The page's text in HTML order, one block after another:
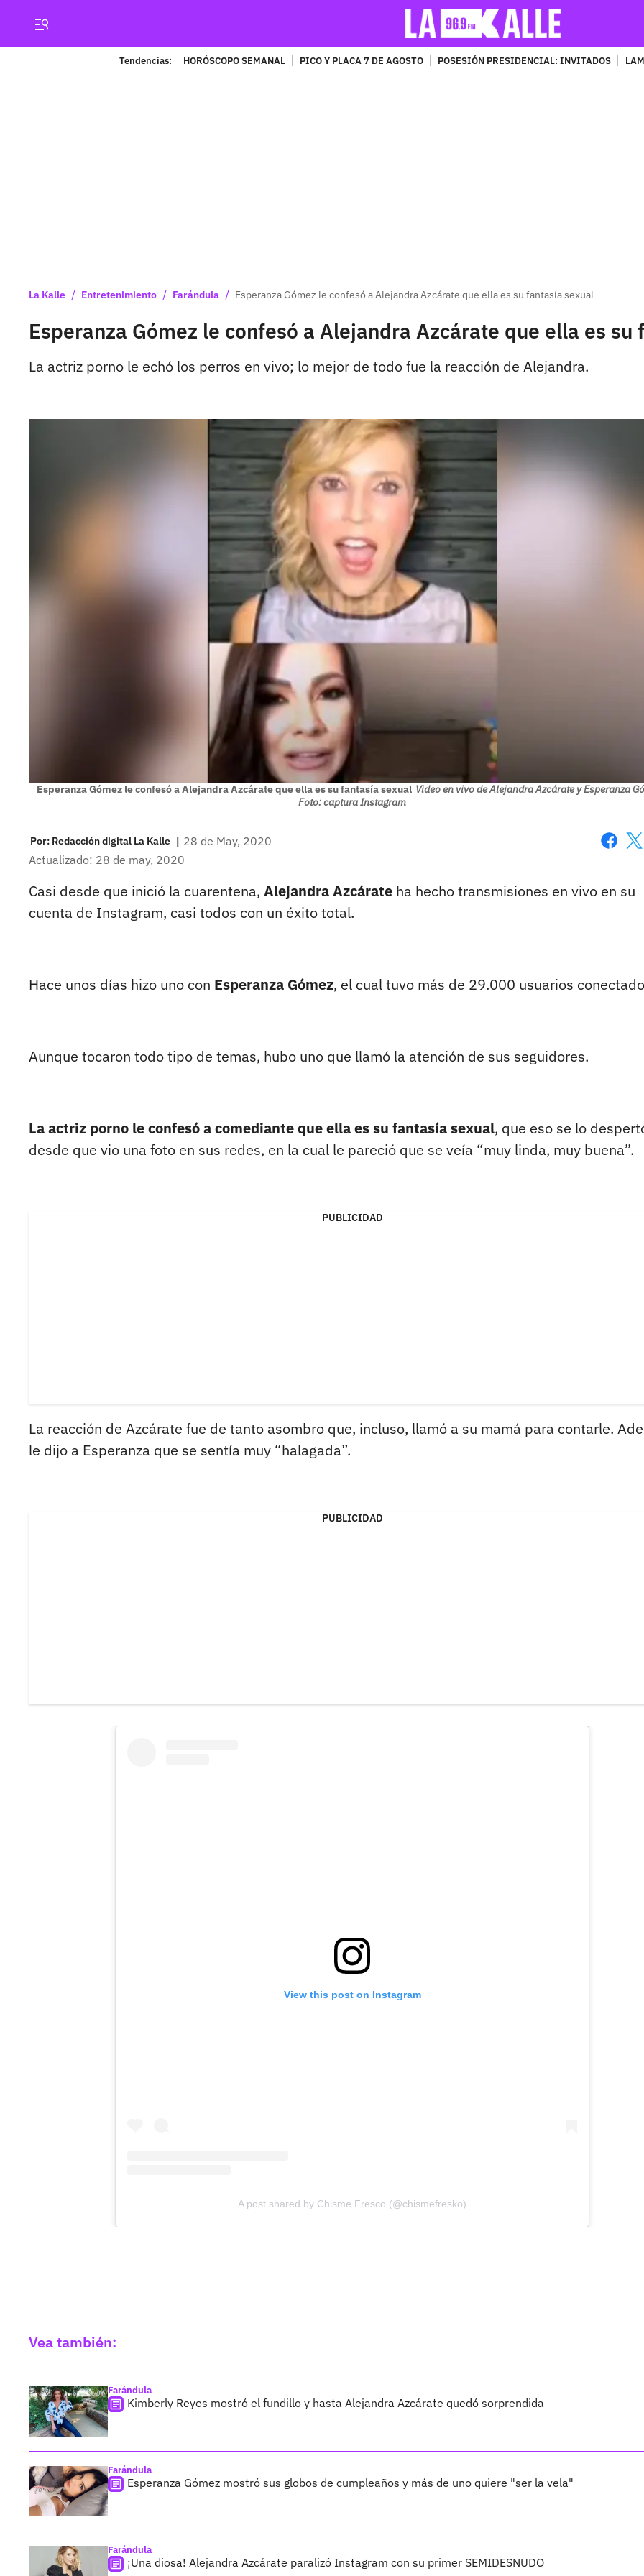
Tendencias: HORÓSCOPO SEMANAL PICO Y PLACA 7 DE AGOSTO POSESIÓN PRESIDENCIAL: INVITADOS
La Kalle / Entretenimiento / Farándula / Esperanza Gómez le confesó a Alejandra Azcárate que ella es su fantasía sexual
Esperanza Gómez le confesó a Alejandra Azcárate que ella es su
La actriz porno le echó los perros en vivo; lo mejor de todo fue la reacción de Alejandra.
Esperanza Gómez le confesó a Alejandra Azcárate que ella es su fantasía sexual Video en vivo de Alejandra Azcárate y Esperanza
Foto: captura Instagram
Por: Redacción digital La Kalle | 28 de May, 2020
Actualizado: 28 de may, 2020
Casi desde que inició la cuarentena, Alejandra Azcárate ha hecho transmisiones en vivo en su
cuenta de Instagram, casi todos con un éxito total.
Hace unos días hizo uno con Esperanza Gómez, el cual tuvo más de 29.000 usuarios
Aunque tocaron todo tipo de temas, hubo uno que llamó la atención de sus seguidores.
La actriz porno le confesó a comediante que ella es su fantasía sexual, que eso se lo
desde que vio una foto en sus redes, en la cual le pareció que se veía “muy linda, muy buena”.
PUBLICIDAD
La reacción de Azcárate fue de tanto asombro que, incluso, llamó a su mamá para contarle.
le dijo a Esperanza que se sentía muy “halagada”.
PUBLICIDAD
View this post on Instagram
A post shared by Chisme Fresco (@chismefresko)
Vea también:
Farándula
Kimberly Reyes mostró el fundillo y hasta Alejandra Azcárate quedó sorprendida
Farándula
Esperanza Gómez mostró sus globos de cumpleaños y más de uno quiere "ser la vela"
Farándula
¡Una diosa! Alejandra Azcárate paralizó Instagram con su primer SEMIDESNUDO